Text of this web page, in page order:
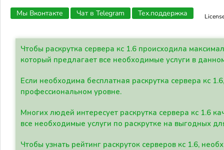
Мы Вконтакте Чат в Telegram Тех.поддержка
Чтобы раскрутка сервера кс 1.6 происходила
который предлагает все необходимые услуги в
Если необходима бесплатная раскрутка сервера кс
профессиональном уровне.
Многих людей интересует раскрутка сервера кс 1.6
все необходимые услуги по раскрутке на выгодных
Чтобы узнать рейтинг раскруток серверов кс 1.6,